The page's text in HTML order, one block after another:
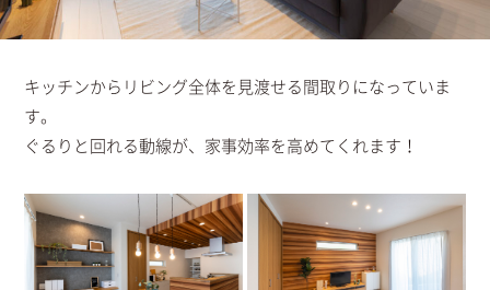
キッチンからリビング全体を見渡せる間取りになっていま
す。
ぐるりと回れる動線が、家事効率を高めてくれます！